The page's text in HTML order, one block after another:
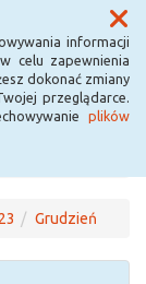
informacji
celu zapewnienia
dokonać zmiany
przeglądarce.
plików
Menu
Grudzień